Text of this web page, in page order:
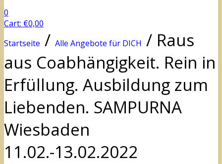
0
Cart: €0,00
Startseite / Alle Angebote für DICH / Raus
aus Coabhängigkeit. Rein in
Erfüllung. Ausbildung zum
Liebenden. SAMPURNA
Wiesbaden
11.02.-13.02.2022